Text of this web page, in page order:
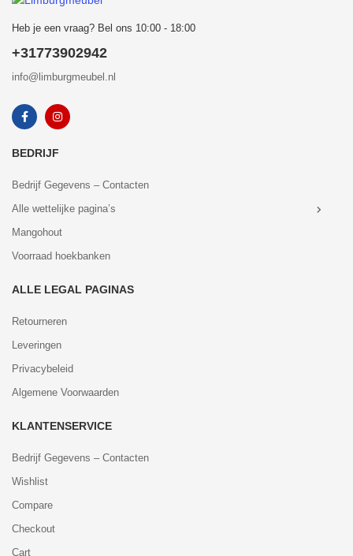
Heb je een vraag? Bel ons 10:00 - 18:00
+31773902942
info@limburgmeubel.nl
BEDRIJF
Bedrijf Gegevens – Contacten
Alle wettelijke pagina’s
Mangohout
Voorraad hoekbanken
ALLE LEGAL PAGINAS
Retourneren
Leveringen
Privacybeleid
Algemene Voorwaarden
KLANTENSERVICE
Bedrijf Gegevens – Contacten
Wishlist
Compare
Checkout
Cart